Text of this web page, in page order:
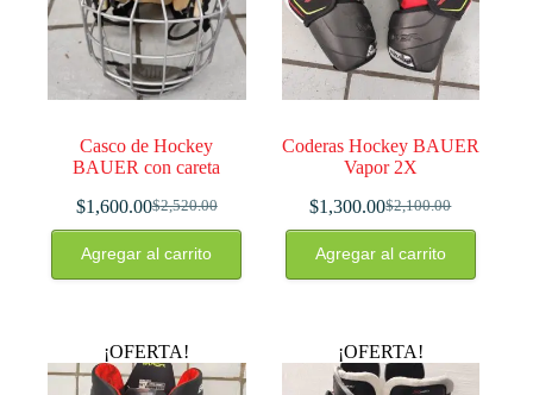
Casco de Hockey
BAUER con careta
$2,520.00
El
precio
original
era:
$1,600.00El
precio
actual
es:
Agregar al carrito
Coderas Hockey BAUER
Vapor 2X
$2,100.00
El
precio
original
era:
$1,300.00El
precio
actual
es:
Agregar al carrito
¡OFERTA! ¡OFERTA!